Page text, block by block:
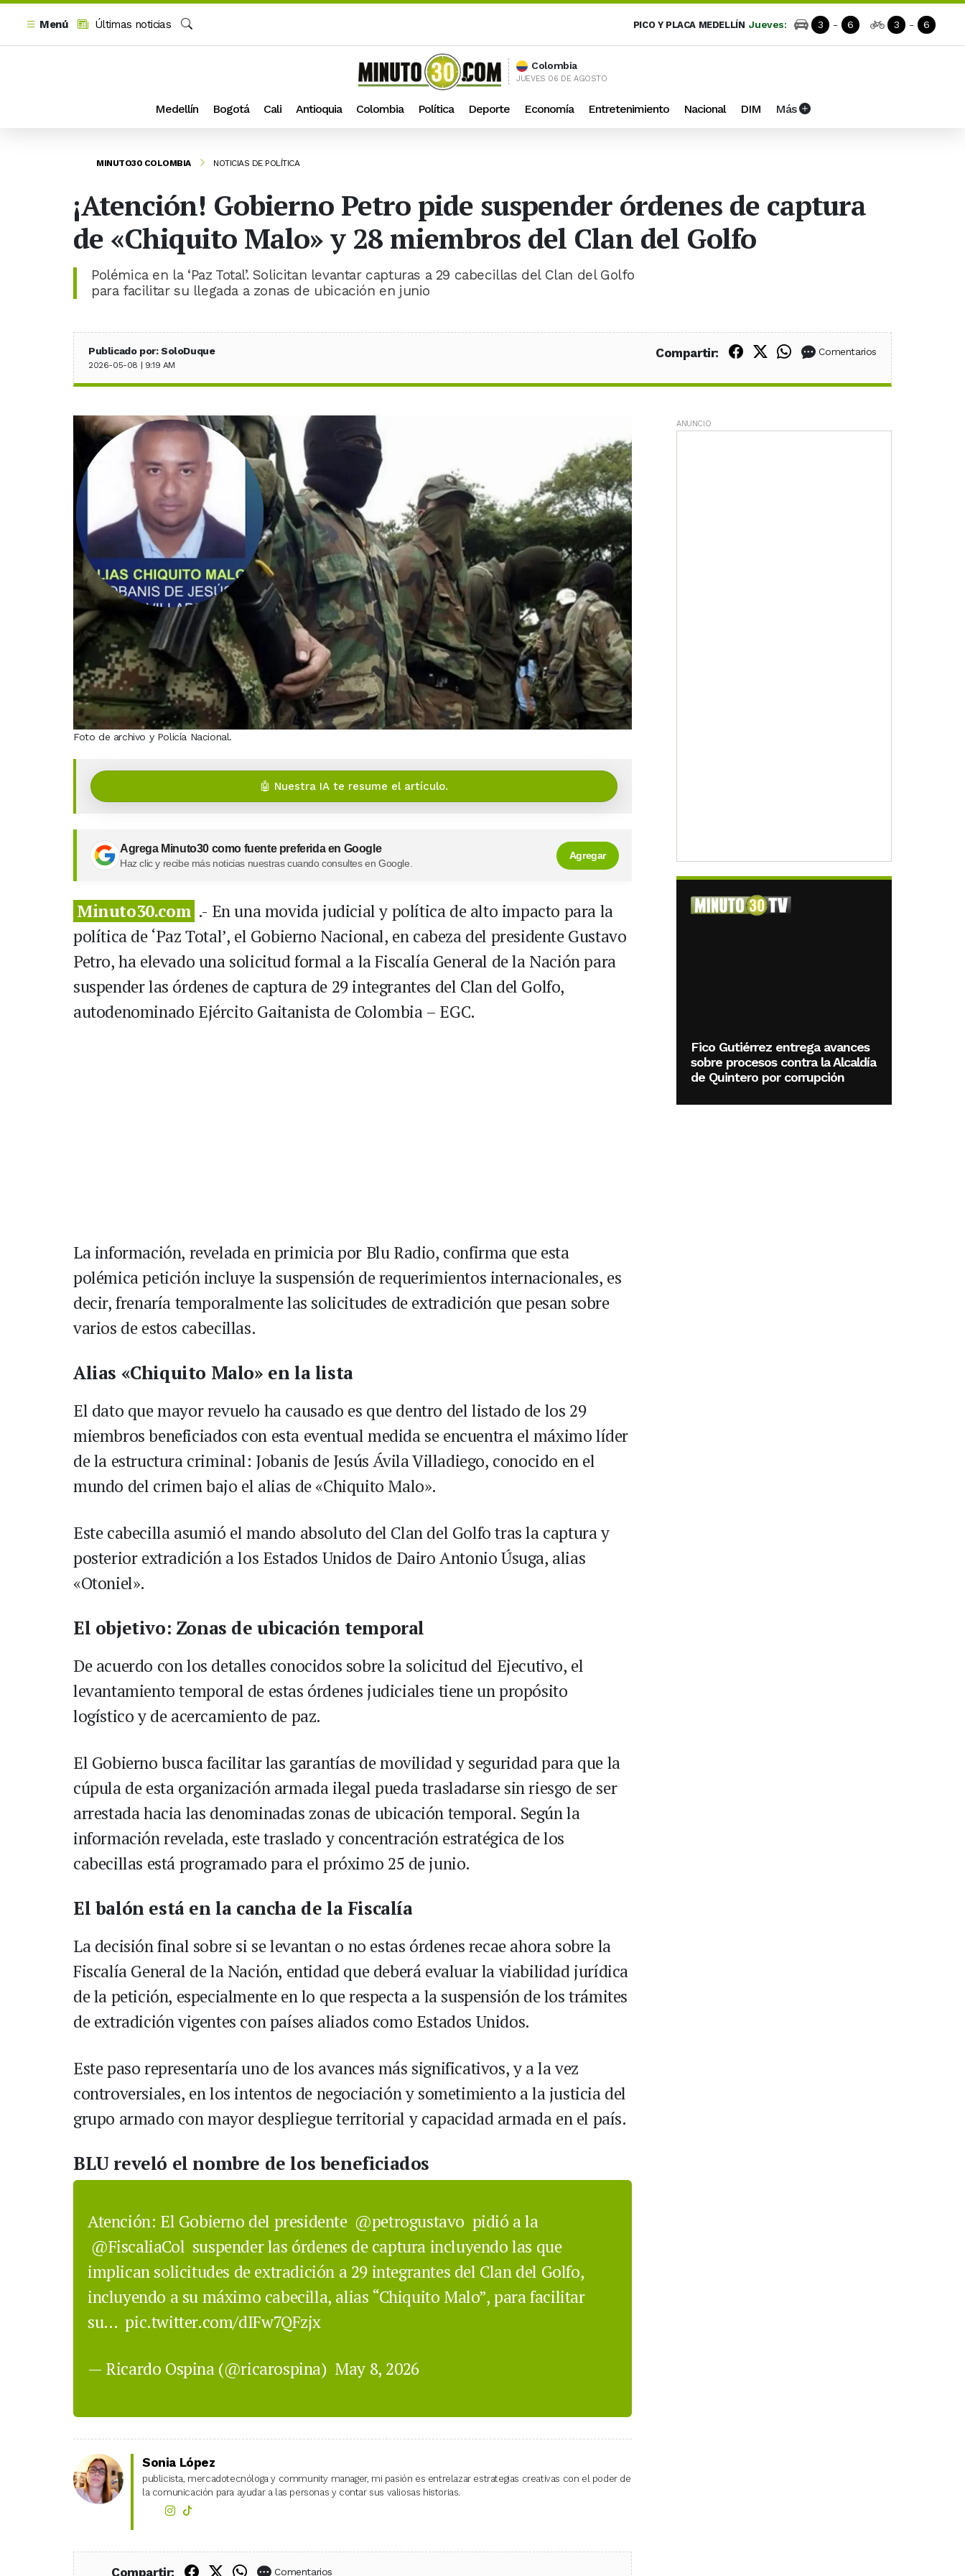
Menú
Últimas noticias
PICO Y PLACA MEDELLÍN Jueves: 3 - 6 3 - 6
Colombia
JUEVES 06 DE AGOSTO
Medellín Bogotá Cali Antioquia Colombia Política Deporte Economía Entretenimiento Nacional DIM Más
MINUTO30 COLOMBIA NOTICIAS DE POLÍTICA
¡Atención! Gobierno Petro pide suspender órdenes de captura
de «Chiquito Malo» y 28 miembros del Clan del Golfo
Polémica en la ‘Paz Total’. Solicitan levantar capturas a 29 cabecillas del Clan del Golfo
para facilitar su llegada a zonas de ubicación en junio
Publicado por: SoloDuque
2026-05-08 | 9:19 AM
Compartir: Compartir en Facebook
Compartir en X (Twitter)
Compartir en WhatsApp
Comentarios
Foto de archivo y Policía Nacional.
🤖 Nuestra IA te resume el artículo.
Agrega Minuto30 como fuente preferida en Google
Haz clic y recibe más noticias nuestras cuando consultes en Google.
Agregar
Minuto30.com .- En una movida judicial y política de alto impacto para la
política de ‘Paz Total’, el Gobierno Nacional, en cabeza del presidente Gustavo
Petro, ha elevado una solicitud formal a la Fiscalía General de la Nación para
suspender las órdenes de captura de 29 integrantes del Clan del Golfo,
autodenominado Ejército Gaitanista de Colombia – EGC.
La información, revelada en primicia por Blu Radio, confirma que esta
polémica petición incluye la suspensión de requerimientos internacionales, es
decir, frenaría temporalmente las solicitudes de extradición que pesan sobre
varios de estos cabecillas.
Alias «Chiquito Malo» en la lista
El dato que mayor revuelo ha causado es que dentro del listado de los 29
miembros beneficiados con esta eventual medida se encuentra el máximo líder
de la estructura criminal: Jobanis de Jesús Ávila Villadiego, conocido en el
mundo del crimen bajo el alias de «Chiquito Malo».
Este cabecilla asumió el mando absoluto del Clan del Golfo tras la captura y
posterior extradición a los Estados Unidos de Dairo Antonio Úsuga, alias
«Otoniel».
El objetivo: Zonas de ubicación temporal
De acuerdo con los detalles conocidos sobre la solicitud del Ejecutivo, el
levantamiento temporal de estas órdenes judiciales tiene un propósito
logístico y de acercamiento de paz.
El Gobierno busca facilitar las garantías de movilidad y seguridad para que la
cúpula de esta organización armada ilegal pueda trasladarse sin riesgo de ser
arrestada hacia las denominadas zonas de ubicación temporal. Según la
información revelada, este traslado y concentración estratégica de los
cabecillas está programado para el próximo 25 de junio.
El balón está en la cancha de la Fiscalía
La decisión final sobre si se levantan o no estas órdenes recae ahora sobre la
Fiscalía General de la Nación, entidad que deberá evaluar la viabilidad jurídica
de la petición, especialmente en lo que respecta a la suspensión de los trámites
de extradición vigentes con países aliados como Estados Unidos.
Este paso representaría uno de los avances más significativos, y a la vez
controversiales, en los intentos de negociación y sometimiento a la justicia del
grupo armado con mayor despliegue territorial y capacidad armada en el país.
BLU reveló el nombre de los beneficiados
Atención: El Gobierno del presidente @petrogustavo pidió a la
@FiscaliaCol suspender las órdenes de captura incluyendo las que
implican solicitudes de extradición a 29 integrantes del Clan del Golfo,
incluyendo a su máximo cabecilla, alias “Chiquito Malo”, para facilitar
su… pic.twitter.com/dIFw7QFzjx
— Ricardo Ospina (@ricarospina) May 8, 2026
Sonia López
publicista, mercadotecnóloga y community manager, mi pasión es entrelazar estrategias creativas con el poder de
la comunicación para ayudar a las personas y contar sus valiosas historias.
Compartir: Compartir en Facebook
Compartir en X (Twitter)
Compartir en WhatsApp
Comentarios
ANUNCIO
Fico Gutiérrez entrega avances
sobre procesos contra la Alcaldía
de Quintero por corrupción